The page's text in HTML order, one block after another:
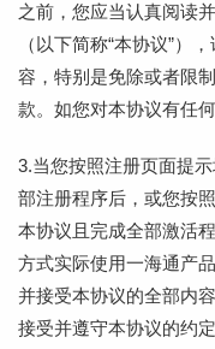
之前，您应当认真阅读
（以下简称“本协议”）
容，特别是免除或者限
款。如您对本协议有任
3.当您按照注册页面提
部注册程序后，或您按
本协议且完成全部激活
方式实际使用一海通产
并接受本协议的全部内
接受并遵守本协议的约